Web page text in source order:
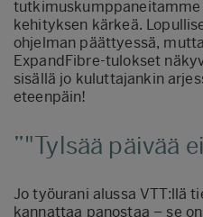
kehityksen kärkeä.
ohjelman päättyessä,
ExpandFibre-tulokset
sisällä jo kuluttajankin
eteenpäin!
"Tylsää päivää
Jo työurani alussa VTT:llä
kannattaa panostaa – se